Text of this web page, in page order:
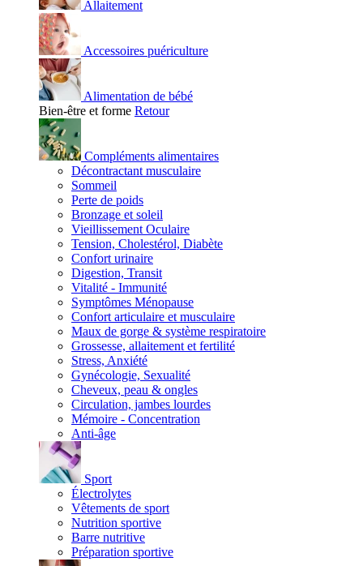
Allaitement
Accessoires puériculture
Alimentation de bébé
Bien-être et forme Retour
Compléments alimentaires
Décontractant musculaire
Sommeil
Perte de poids
Bronzage et soleil
Vieillissement Oculaire
Tension, Cholestérol, Diabète
Confort urinaire
Digestion, Transit
Vitalité - Immunité
Symptômes Ménopause
Confort articulaire et musculaire
Maux de gorge & système respiratoire
Grossesse, allaitement et fertilité
Stress, Anxiété
Gynécologie, Sexualité
Cheveux, peau & ongles
Circulation, jambes lourdes
Mémoire - Concentration
Anti-âge
Sport
Électrolytes
Vêtements de sport
Nutrition sportive
Barre nutritive
Préparation sportive